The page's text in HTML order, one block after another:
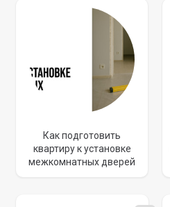
Как подготовить
квартиру к установке
межкомнатных дверей